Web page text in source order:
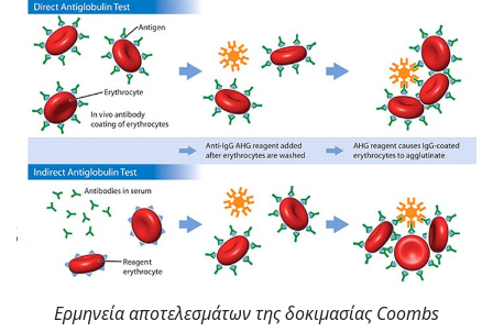
Ερμηνεία αποτελεσμάτων της δοκιμασίας Coombs